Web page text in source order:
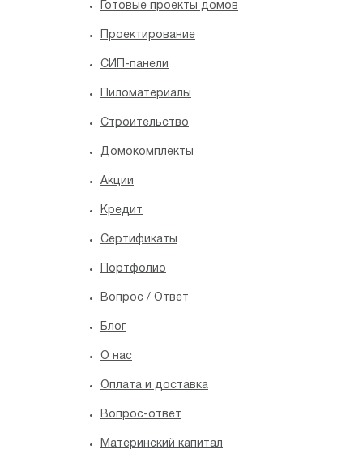
Готовые проекты домов
Проектирование
СИП-панели
Пиломатериалы
Строительство
Домокомплекты
Акции
Кредит
Сертификаты
Портфолио
Вопрос / Ответ
Блог
O нас
Оплата и доставка
Вопрос-ответ
Материнский капитал